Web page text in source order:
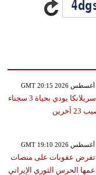
شغب في سجون سريلانكا يودي بحياة 3 سجناء
آخرين
تفرض عقوبات على منصات
الحرس الثوري الإيراني